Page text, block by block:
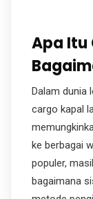
Apa Itu
Dalam dunia
cargo kapal
ke berbagai
populer,
bagaimana